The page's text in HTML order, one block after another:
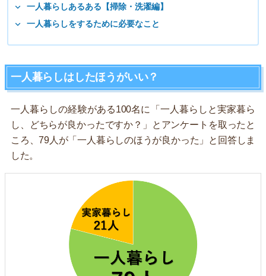
一人暮らしあるある【掃除・洗濯編】
一人暮らしをするために必要なこと
一人暮らしはしたほうがいい？
一人暮らしの経験がある100名に「一人暮らしと実家暮ら
し、どちらが良かったですか？」とアンケートを取ったと
ころ、79人が「一人暮らしのほうが良かった」と回答しま
した。